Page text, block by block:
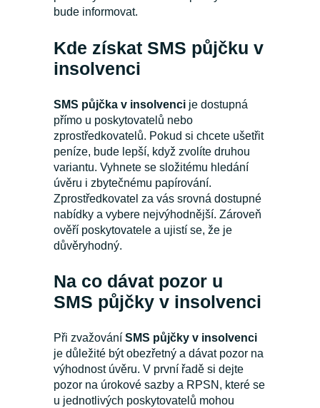
bude informovat.
Kde získat SMS půjčku v
insolvenci
SMS půjčka v insolvenci je dostupná
přímo u poskytovatelů nebo
zprostředkovatelů. Pokud si chcete ušetřit
peníze, bude lepší, když zvolíte druhou
variantu. Vyhnete se složitému hledání
úvěru i zbytečnému papírování.
Zprostředkovatel za vás srovná dostupné
nabídky a vybere nejvýhodnější. Zároveň
ověří poskytovatele a ujistí se, že je
důvěryhodný.
Na co dávat pozor u
SMS půjčky v insolvenci
Při zvažování SMS půjčky v insolvenci
je důležité být obezřetný a dávat pozor na
výhodnost úvěru. V první řadě si dejte
pozor na úrokové sazby a RPSN, které se
u jednotlivých poskytovatelů mohou